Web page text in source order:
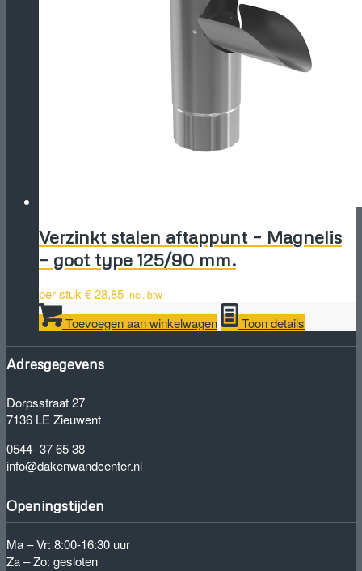
Verzinkt stalen aftappunt – Magnelis
– goot type 125/90 mm.
per stuk€28,85 incl. btw
Toevoegen aan winkelwagen Toon details
Adresgegevens
Dorpsstraat 27
7136 LE Zieuwent
0544- 37 65 38
info@dakenwandcenter.nl
Openingstijden
Ma – Vr: 8:00-16:30 uur
Za – Zo: gesloten